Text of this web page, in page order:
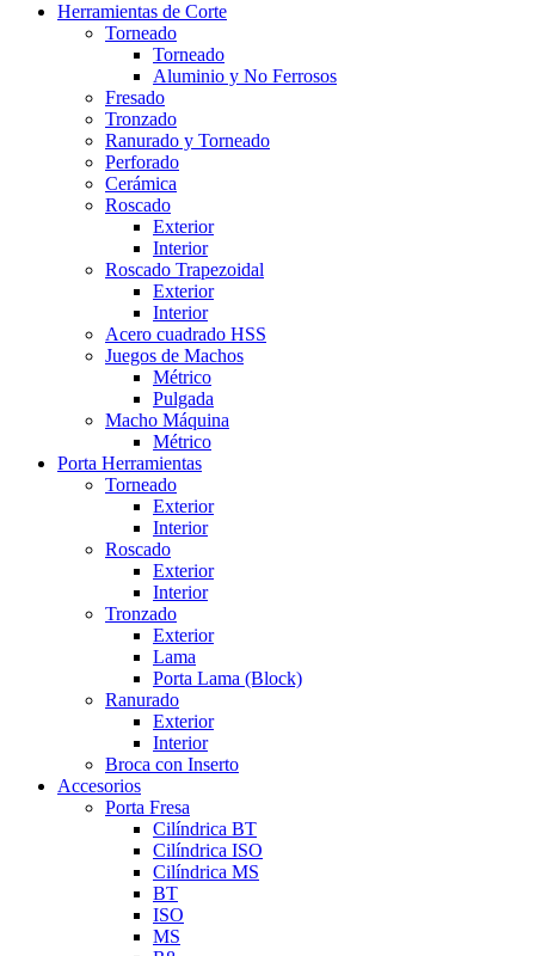
Herramientas de Corte
Torneado
Torneado
Aluminio y No Ferrosos
Fresado
Tronzado
Ranurado y Torneado
Perforado
Cerámica
Roscado
Exterior
Interior
Roscado Trapezoidal
Exterior
Interior
Acero cuadrado HSS
Juegos de Machos
Métrico
Pulgada
Macho Máquina
Métrico
Porta Herramientas
Torneado
Exterior
Interior
Roscado
Exterior
Interior
Tronzado
Exterior
Lama
Porta Lama (Block)
Ranurado
Exterior
Interior
Broca con Inserto
Accesorios
Porta Fresa
Cilíndrica BT
Cilíndrica ISO
Cilíndrica MS
BT
ISO
MS